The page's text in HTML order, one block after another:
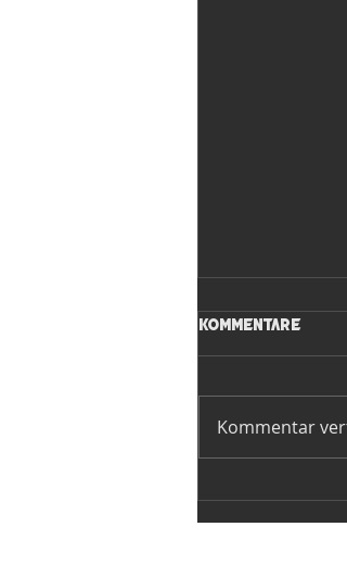
Kommentare
Kommentar